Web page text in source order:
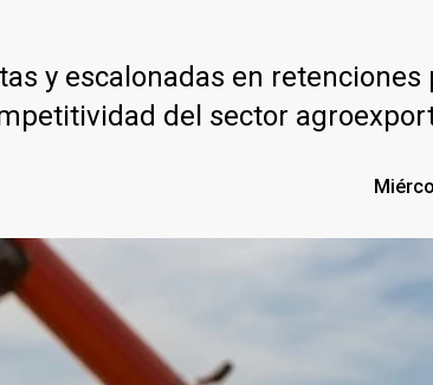
y escalonadas en retenciones
del sector